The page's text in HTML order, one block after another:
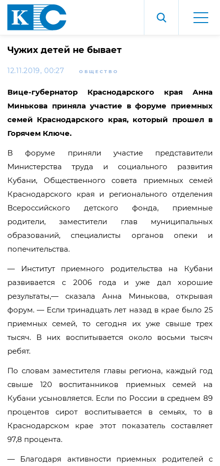
Чужих детей не бывает
12.11.2019, 00:27 ОБЩЕСТВО
Вице-губернатор Краснодарского края Анна
Минькова приняла участие в форуме приемных
семей Краснодарского края, который прошел в
Горячем Ключе.
В форуме приняли участие представители
Министерства труда и социального развития
Кубани, Общественного совета приемных семей
Краснодарского края и регионального отделения
Всероссийского детского фонда, приемные
родители, заместители глав муниципальных
образований, специалисты органов опеки и
попечительства.
— Институт приемного родительства на Кубани
развивается с 2006 года и уже дал хорошие
результаты,— сказала Анна Минькова, открывая
форум. — Если тринадцать лет назад в крае было 25
приемных семей, то сегодня их уже свыше трех
тысяч. В них воспитывается около восьми тысяч
ребят.
По словам заместителя главы региона, каждый год
свыше 120 воспитанников приемных семей на
Кубани усыновляется. Если по России в среднем 89
процентов сирот воспитывается в семьях, то в
Краснодарском крае этот показатель составляет
97,8 процента.
— Благодаря активности приемных родителей с